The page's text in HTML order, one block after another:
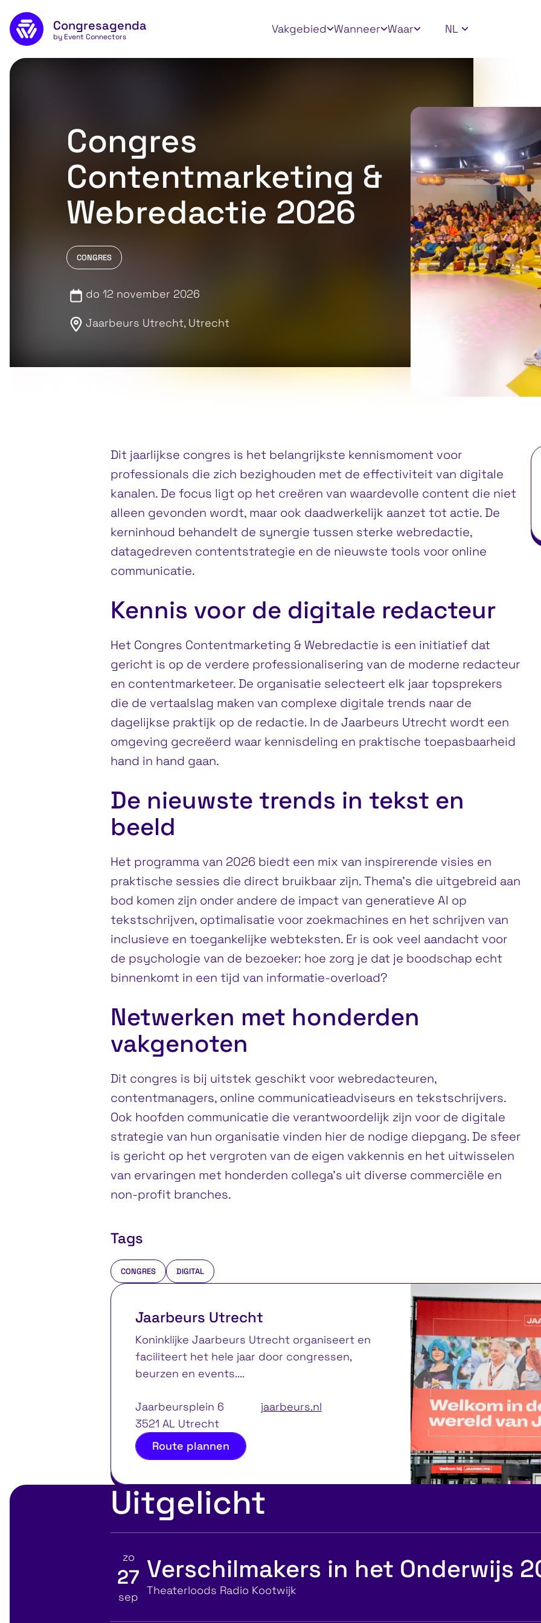
Naar de inhoud
Congresagenda
by Event Connectors
Vakgebied Wanneer Waar
Apply filters NL
Congres
Contentmarketing &
Webredactie 2026
CONGRES
do 12 november 2026
Jaarbeurs Utrecht, Utrecht
Dit jaarlijkse congres is het belangrijkste kennismoment voor
professionals die zich bezighouden met de effectiviteit van digitale
kanalen. De focus ligt op het creëren van waardevolle content die niet
alleen gevonden wordt, maar ook daadwerkelijk aanzet tot actie. De
kerninhoud behandelt de synergie tussen sterke webredactie,
datagedreven contentstrategie en de nieuwste tools voor online
communicatie.
Kennis voor de digitale redacteur
Het Congres Contentmarketing & Webredactie is een initiatief dat
gericht is op de verdere professionalisering van de moderne redacteur
en contentmarketeer. De organisatie selecteert elk jaar topsprekers
die de vertaalslag maken van complexe digitale trends naar de
dagelijkse praktijk op de redactie. In de Jaarbeurs Utrecht wordt een
omgeving gecreëerd waar kennisdeling en praktische toepasbaarheid
hand in hand gaan.
De nieuwste trends in tekst en
beeld
Het programma van 2026 biedt een mix van inspirerende visies en
praktische sessies die direct bruikbaar zijn. Thema’s die uitgebreid aan
bod komen zijn onder andere de impact van generatieve AI op
tekstschrijven, optimalisatie voor zoekmachines en het schrijven van
inclusieve en toegankelijke webteksten. Er is ook veel aandacht voor
de psychologie van de bezoeker: hoe zorg je dat je boodschap echt
binnenkomt in een tijd van informatie-overload?
Netwerken met honderden
vakgenoten
Dit congres is bij uitstek geschikt voor webredacteuren,
contentmanagers, online communicatieadviseurs en tekstschrijvers.
Ook hoofden communicatie die verantwoordelijk zijn voor de digitale
strategie van hun organisatie vinden hier de nodige diepgang. De sfeer
is gericht op het vergroten van de eigen vakkennis en het uitwisselen
van ervaringen met honderden collega’s uit diverse commerciële en
non-profit branches.
Tags
CONGRES DIGITAL
Jaarbeurs Utrecht
Koninklijke Jaarbeurs Utrecht organiseert en
faciliteert het hele jaar door congressen,
beurzen en events....
Jaarbeursplein 6
3521 AL Utrecht
jaarbeurs.nl
Route plannen
Uitgelicht
Bekijk details voor
zo
27
sep
Verschilmakers in het Onderwijs
Locatie
Theaterloods Radio Kootwijk